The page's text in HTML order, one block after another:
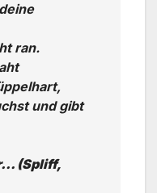
ran.
und gibt
(Spliff,